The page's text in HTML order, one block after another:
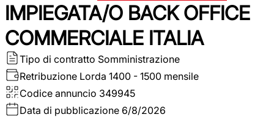
IMPIEGATA/O BACK OFFICE
COMMERCIALE ITALIA
Tipo di contratto Somministrazione
Retribuzione Lorda 1400 - 1500 mensile
Codice annuncio 349945
Data di pubblicazione 6/8/2026